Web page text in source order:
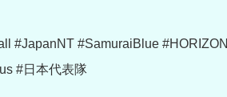
#JapanNT #SamuraiBlue #HORIZON
#日本代表隊